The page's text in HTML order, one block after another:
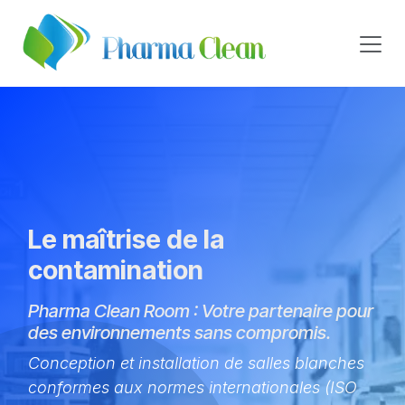
Se rendre au contenu
Le maîtrise de la
contamination
Pharma Clean Room : Votre partenaire pour
des environnements sans compromis.
Conception et installation de salles blanches
conformes aux normes internationales (ISO